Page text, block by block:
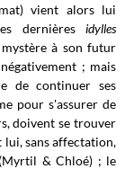
vient alors lui
dernières idylles
à son futur
; mais
de continuer ses
pour s'assurer de
doivent se trouver
lui, sans affectation,
& Chloé) ; le